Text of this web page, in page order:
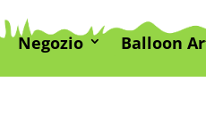
Negozio Balloon